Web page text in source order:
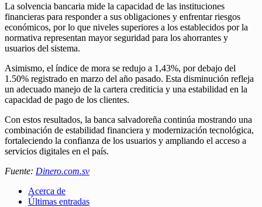
La solvencia bancaria mide la capacidad de las instituciones
financieras para responder a sus obligaciones y enfrentar riesgos
económicos, por lo que niveles superiores a los establecidos por la
normativa representan mayor seguridad para los ahorrantes y
usuarios del sistema.
Asimismo, el índice de mora se redujo a 1,43%, por debajo del
1.50% registrado en marzo del año pasado. Esta disminución refleja
un adecuado manejo de la cartera crediticia y una estabilidad en la
capacidad de pago de los clientes.
Con estos resultados, la banca salvadoreña continúa mostrando una
combinación de estabilidad financiera y modernización tecnológica,
fortaleciendo la confianza de los usuarios y ampliando el acceso a
servicios digitales en el país.
Fuente: Dinero.com.sv
Acerca de
Últimas entradas